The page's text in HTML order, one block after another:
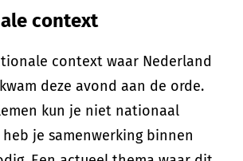
context
context waar Nederland
deze avond aan de orde.
kun je niet nationaal
je samenwerking binnen